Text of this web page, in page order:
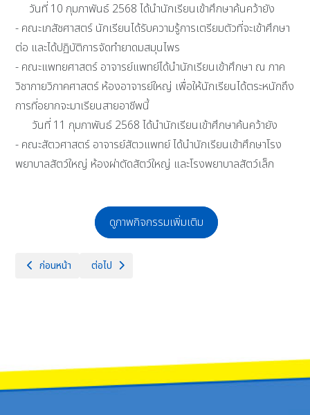
วันที่ 10 กุมภาพันธ์ 2568 ได้นำนักเรียนเข้าศึกษาค้นคว้ายัง
- คณะเภสัชศาสตร์ นักเรียนได้รับความรู้การเตรียมตัวที่จะเข้าศึกษา
ต่อ และได้ปฏิบัติการจัดทำยาดมสมุนไพร
- คณะแพทยศาสตร์ อาจารย์แพทย์ได้นำนักเรียนเข้าศึกษา ณ ภาค
วิชากายวิภาคศาสตร์ ห้องอาจารย์ใหญ่ เพื่อให้นักเรียนได้ตระหนักถึง
การที่อยากจะมาเรียนสายอาชีพนี้
วันที่ 11 กุมภาพันธ์ 2568 ได้นำนักเรียนเข้าศึกษาค้นคว้ายัง
- คณะสัตวศาสตร์ อาจารย์สัตวแพทย์ ได้นำนักเรียนเข้าศึกษาโรง
พยาบาลสัตว์ใหญ่ ห้องผ่าตัดสัตว์ใหญ่ และโรงพยาบาลสัตว์เล็ก
ดูภาพกิจกรรมเพิ่มเติม
เนื้อหาก่อนหน้า: วันศุกร์ที่ 14 กุมภาพันธ์ 2568 กลุ่มสาระการเรียนรู้คณิต
ก่อนหน้า เนื้อหาถัดไป: โรงเรียนจักรคำคณาทร จังหวัดลำพูน ขอแส
ต่อไป